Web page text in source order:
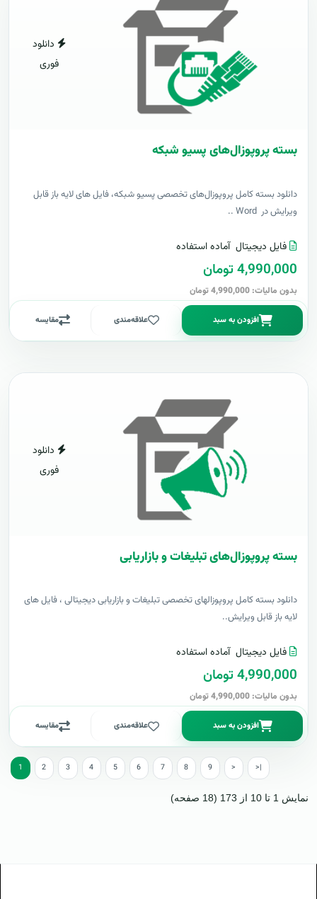
دانلود
فوری
بسته پروپوزال‌های پسیو شبکه
دانلود بسته کامل پروپوزال‌های تخصصی پسیو شبکه، فایل های لایه باز قابل
ویرایش در Word ..
فایل دیجیتال آماده استفاده
4,990,000 تومان
بدون مالیات: 4,990,000 تومان
افزودن به سبد علاقه‌مندی مقایسه
دانلود
فوری
بسته پروپوزال‌های تبلیغات و بازاریابی
دانلود بسته کامل پروپوزالهای تخصصی تبلیغات و بازاریابی دیجیتالی ، فایل های
لایه باز قابل ویرایش..
فایل دیجیتال آماده استفاده
4,990,000 تومان
بدون مالیات: 4,990,000 تومان
افزودن به سبد علاقه‌مندی مقایسه
1 2 3 4 5 6 7 8 9 > >|
نمایش 1 تا 10 از 173 (18 صفحه)